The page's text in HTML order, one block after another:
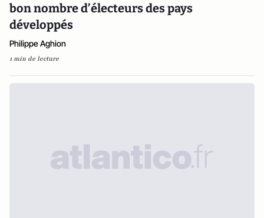
bon nombre d’électeurs des pays
développés
Philippe Aghion
1 min de lecture